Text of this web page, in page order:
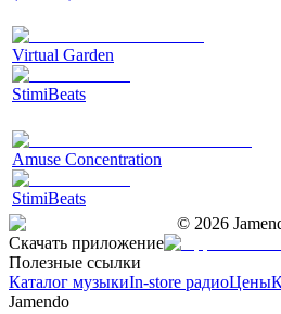
Virtual Garden
StimiBeats
Amuse Concentration
StimiBeats
© 2026
Скачать приложение
Полезные ссылки
Каталог музыкиIn-store радиоЦены
Jamendo